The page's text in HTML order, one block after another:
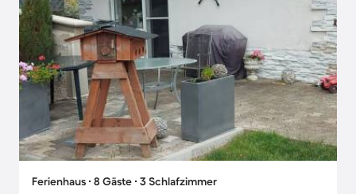
Ferienhaus ∙ 8 Gäste ∙ 3 Schlafzimmer